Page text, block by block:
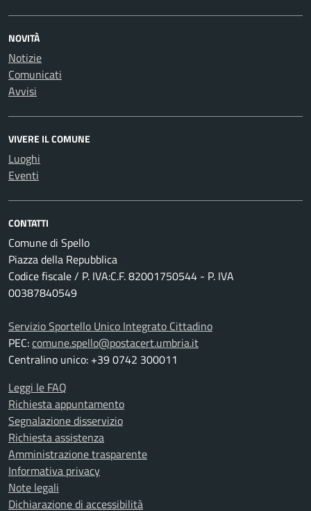
NOVITÀ
Notizie
Comunicati
Avvisi
VIVERE IL COMUNE
Luoghi
Eventi
CONTATTI
Comune di Spello
Piazza della Repubblica
Codice fiscale / P. IVA:C.F. 82001750544 - P. IVA
00387840549
Servizio Sportello Unico Integrato Cittadino
PEC:comune.spello@postacert.umbria.it
Centralino unico: +39 0742 300011
Leggi le FAQ
Richiesta appuntamento
Segnalazione disservizio
Richiesta assistenza
Amministrazione trasparente
Informativa privacy
Note legali
Dichiarazione di accessibilità